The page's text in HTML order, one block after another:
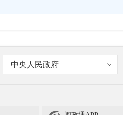
中央人民政府